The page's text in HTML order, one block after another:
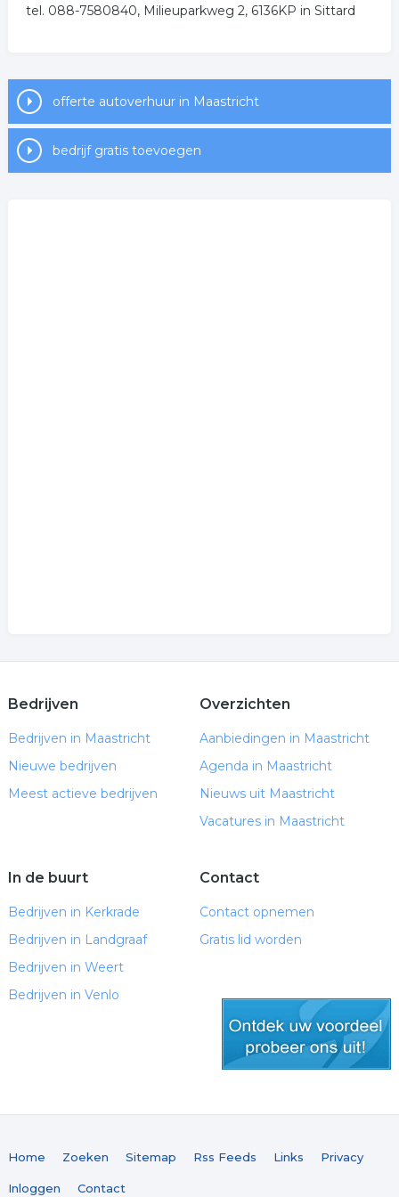
.tel. 088-7580840, Milieuparkweg 2, 6136KP in Sittard
offerte autoverhuur in Maastricht
bedrijf gratis toevoegen
Bedrijven
Bedrijven in Maastricht
Nieuwe bedrijven
Meest actieve bedrijven
Overzichten
Aanbiedingen in Maastricht
Agenda in Maastricht
Nieuws uit Maastricht
Vacatures in Maastricht
In de buurt
Bedrijven in Kerkrade
Bedrijven in Landgraaf
Bedrijven in Weert
Bedrijven in Venlo
Contact
Contact opnemen
Gratis lid worden
Home Zoeken Sitemap Rss Feeds Links Privacy
Inloggen Contact